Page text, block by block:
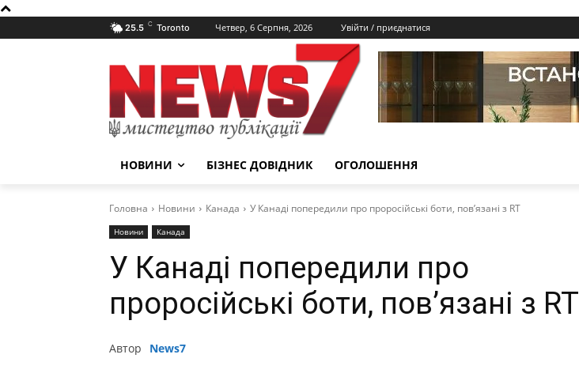
25.5 C Toronto Четвер, 6 Серпня, 2026 Увійти / приєднатися
НОВИНИ БІЗНЕС ДОВІДНИК ОГОЛОШЕННЯ
Головна Новини Канада У Канаді попередили про проросійські боти, повʼязані з RT
Новини Канада
У Канаді попередили про
проросійські боти, повʼязані з RT
Автор News7